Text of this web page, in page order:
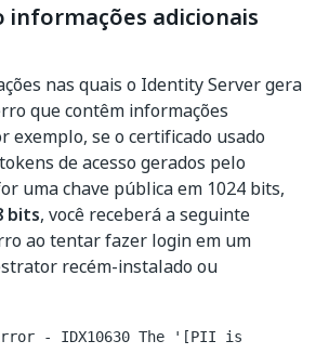
informações adicionais
nas quais o Identity Server gera
que contêm informações
exemplo, se o certificado usado
de acesso gerados pelo
uma chave pública em 1024 bits,
bits, você receberá a seguinte
ao tentar fazer login em um
recém-instalado ou
- IDX10630 The '[PII is